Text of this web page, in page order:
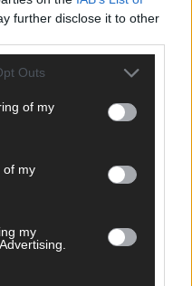
further disclose it to other
Outs
of my
of my
my
des ESC-Halbfinales